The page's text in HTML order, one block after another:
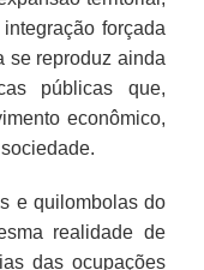
forçada
se reproduz ainda
públicas que,
econômico,
e quilombolas do
realidade de
das ocupações